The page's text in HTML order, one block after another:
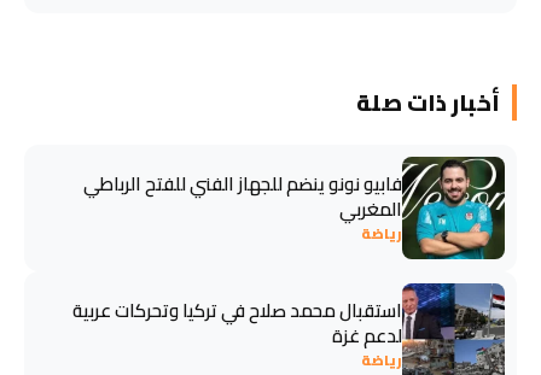
أخبار ذات صلة
فابيو نونو ينضم للجهاز الفني للفتح الرباطي
المغربي
رياضة
استقبال محمد صلاح في تركيا وتحركات عربية
لدعم غزة
رياضة